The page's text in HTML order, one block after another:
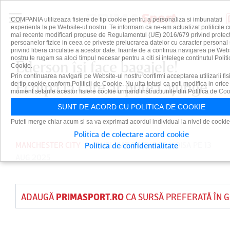
Ederson îşi face bagajele!
Echipa la care ar putea ajunge
brazilianul
PUBLICAT DETUDOR MOISA
ADAUGĂ PRIMASPORT.ROCA SURSĂ PREFERATĂ ÎN
COMPANIA utilizeaza fisiere de tip cookie pentru a personaliza si imbunatati
experienta ta pe Website-ul nostru. Te informam ca ne-am actualizat politicile
mai recente modificari propuse de Regulamentul (UE) 2016/679 privind
persoanelor fizice in ceea ce priveste prelucrarea datelor cu caracter personal
privind libera circulatie a acestor date. Inainte de a continua navigarea pe
nostru te rugam sa aloci timpul necesar pentru a citi si intelege continutul
Cookie.
Prin continuarea navigarii pe Website-ul nostru confirmi acceptarea utilizarii
de tip cookie conform Politicii de Cookie. Nu uita totusi ca poti modifica in orice
moment setarile acestor fisiere cookie urmand instructiunile din Politica de
SUNT DE ACORD CU POLITICA DE COOKIE
Puteti merge chiar acum si sa va exprimati acordul individual la nivel de
Politica de colectare acord cookie
Politica de confidentialitate